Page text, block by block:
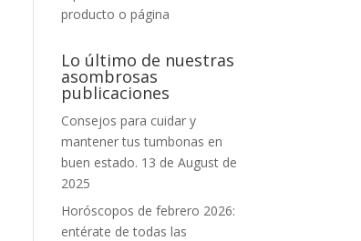
producto o página
Lo último de nuestras
asombrosas
publicaciones
Consejos para cuidar y
mantener tus tumbonas en
buen estado. 13 de August de
2025
Horóscopos de febrero 2026:
entérate de todas las